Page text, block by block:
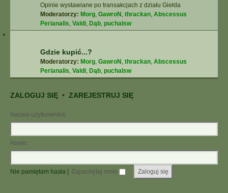
Opinie wystawiane po transakcjach z działu Giełda
Moderatorzy: Morg, GawroN , thrackan, Abscessus
Perianalis, Valdi, Dąb, puchalsw
Gdzie kupić...?
Moderatorzy: Morg, GawroN , thrackan, Abscessus
Perianalis, Valdi, Dąb, puchalsw
ZALOGUJ SIĘ • ZAREJESTRUJ SIĘ
Nazwa użytkownika:
Hasło:
Nie pamiętam hasła Zapamiętaj mnie